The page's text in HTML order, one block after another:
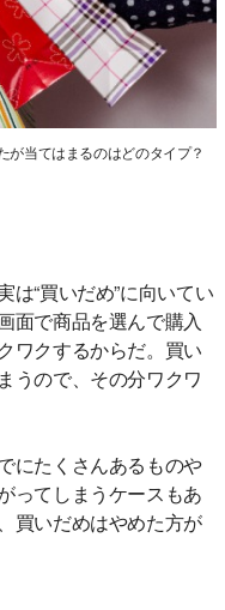
当てはまるのはどのタイプ？
“買いだめ”に向いてい
面で商品を選んで購入
ワクするからだ。買い
うので、その分ワクワ
にたくさんあるものや
ってしまうケースもあ
買いだめはやめた方が